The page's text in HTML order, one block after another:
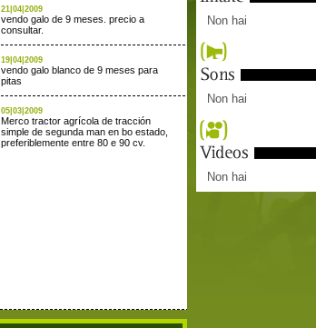
21|04|2009
vendo galo de 9 meses. precio a
consultar.
19|04|2009
vendo galo blanco de 9 meses para
pitas
05|03|2009
Merco tractor agrícola de tracción
simple de segunda man en bo estado,
preferiblemente entre 80 e 90 cv.
Non hai
Non hai
Non hai